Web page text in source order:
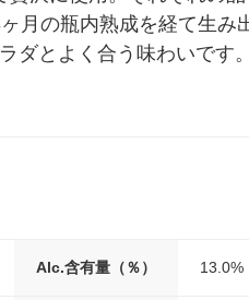
月の瓶内熟成を経て生み
とよく合う味わいです
Alc.含有量（％） 13.0%